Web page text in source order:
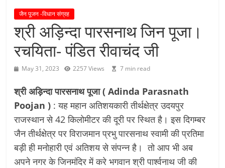
जैन पूजन -विधान संग्रह
श्री अड़िन्दा पारसनाथ जिन पूजा।
रचयिता- पंडित रीवाचंद जी
May 31, 2023 2257 Views 7 min read
श्री अड़िन्दा पारसनाथ पूजा ( Adinda Parasnath
Poojan ) : यह महान अतिशयकारी तीर्थक्षेत्र उदयपुर
राजस्थान से 42 किलोमीटर की दूरी पर स्थित है। इस दिगम्बर
जैन तीर्थक्षेत्र पर विराजमान प्रभु पारसनाथ स्वामी की प्रतिमा
बड़ी ही मनोहारी एवं अतिशय से संपन्न है। तो आप भी अब
अपने नगर के जिनमंदिर में करे भगवान श्री पार्श्वनाथ जी की